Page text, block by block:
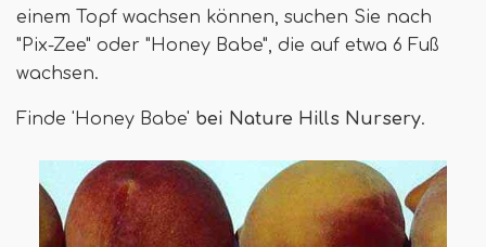
einem Topf wachsen können, suchen Sie nach
"Pix-Zee" oder "Honey Babe", die auf etwa 6 Fuß
wachsen.
Finde 'Honey Babe' bei Nature Hills Nursery.